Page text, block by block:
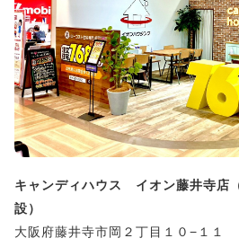
キャンディハウス イオン藤井寺店
設）
大阪府藤井寺市岡２丁目１０−１１